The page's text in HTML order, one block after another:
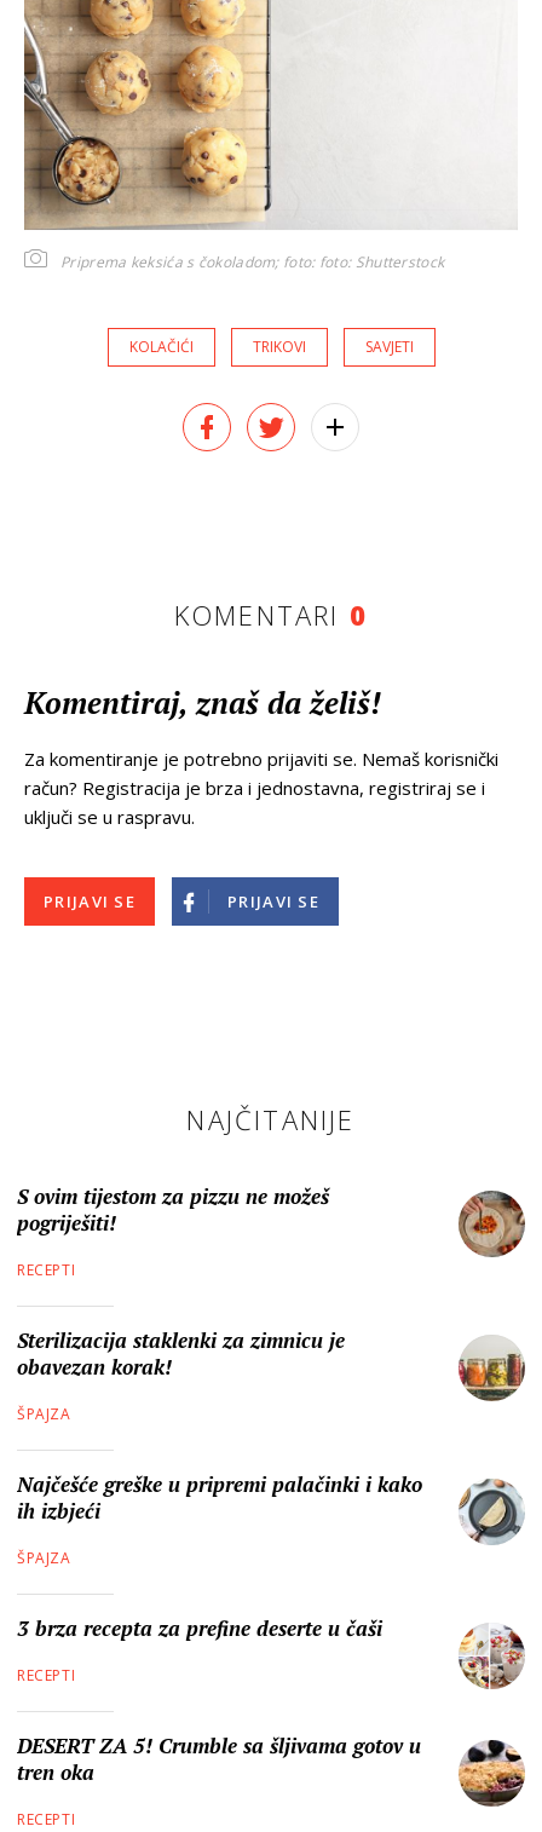
Priprema keksića s čokoladom; foto: foto: Shutterstock
KOLAČIĆI TRIKOVI SAVJETI
KOMENTARI 0
Komentiraj, znaš da želiš!
Za komentiranje je potrebno prijaviti se. Nemaš korisnički
račun? Registracija je brza i jednostavna, registriraj se i
uključi se u raspravu.
PRIJAVI SE PRIJAVI SE
NAJČITANIJE
S ovim tijestom za pizzu ne možeš
pogriješiti!
RECEPTI
Sterilizacija staklenki za zimnicu je
obavezan korak!
ŠPAJZA
Najčešće greške u pripremi palačinki i kako
ih izbjeći
ŠPAJZA
3 brza recepta za prefine deserte u čaši
RECEPTI
DESERT ZA 5! Crumble sa šljivama gotov u
tren oka
RECEPTI